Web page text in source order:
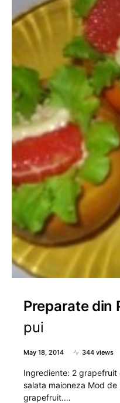
Preparate din
pui
May 18, 2014 344 views
Ingrediente: 2
salata maioneza Mod
grapefruit.…